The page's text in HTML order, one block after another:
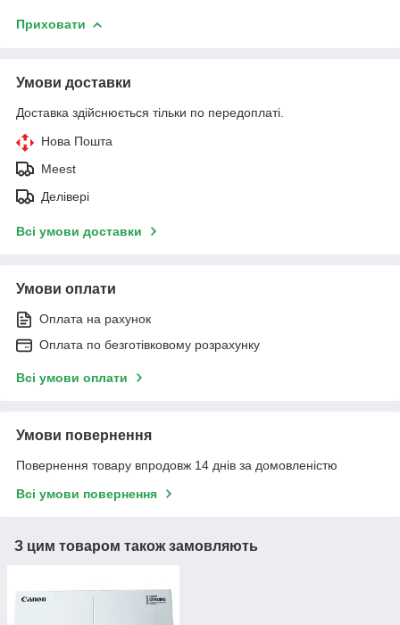
Приховати
Умови доставки
Доставка здійснюється тільки по передоплаті.
Нова Пошта
Meest
Делівері
Всі умови доставки
Умови оплати
Оплата на рахунок
Оплата по безготівковому розрахунку
Всі умови оплати
Умови повернення
Повернення товару впродовж 14 днів за домовленістю
Всі умови повернення
З цим товаром також замовляють